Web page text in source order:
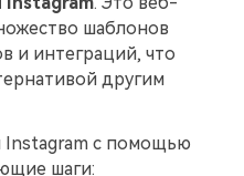
шаблонов
и интеграций, что
другим
Instagram с помощью
шаги: